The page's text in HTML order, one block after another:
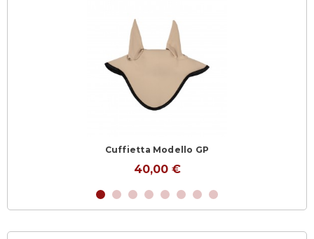
Cuffietta Modello GP
40,00 €